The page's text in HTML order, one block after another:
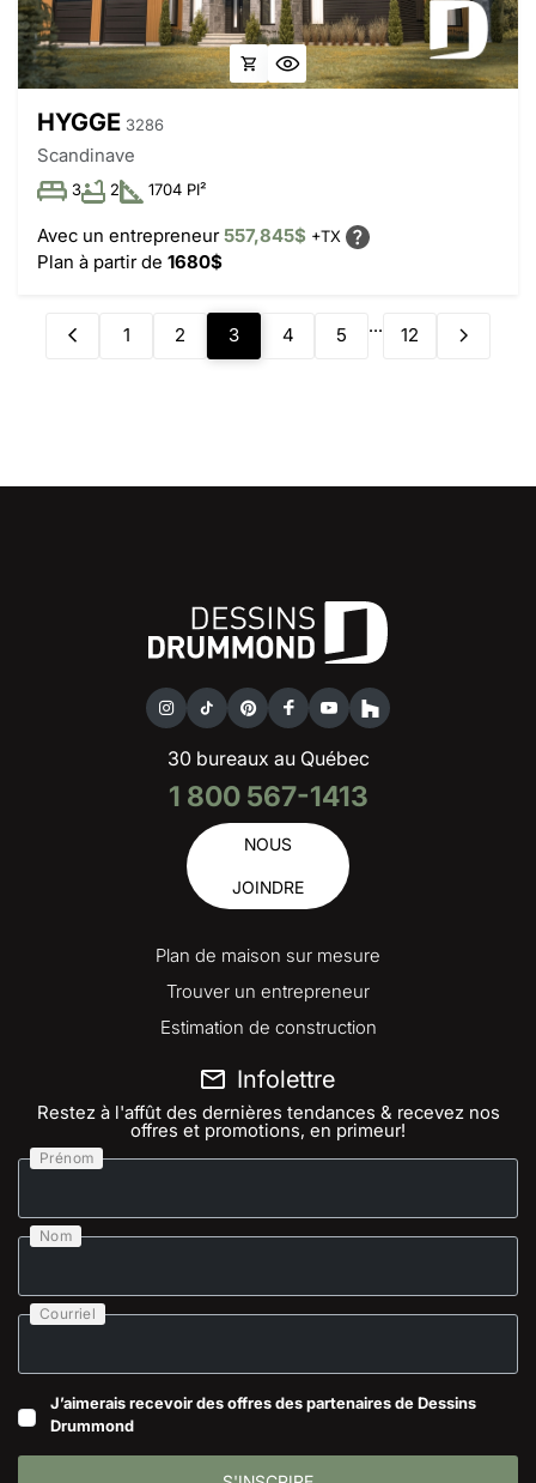
HYGGE 3286
Scandinave
3 2 1704 PI²
Avec un entrepreneur557,845$ +TX
Plan à partir de 1680$
1 2 3 4 5 ... 12
30 bureaux au Québec
1 800 567-1413
NOUS
JOINDRE
Plan de maison sur mesure
Trouver un entrepreneur
Estimation de construction
Infolettre
Restez à l'affût des dernières tendances & recevez nos
offres et promotions, en primeur!
Prénom
Nom
Courriel
J’aimerais recevoir des offres des partenaires de Dessins
Drummond